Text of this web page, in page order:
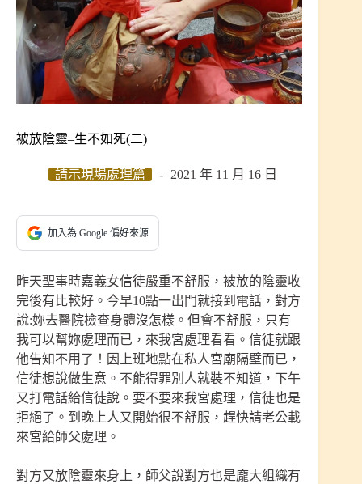
被放陰靈–生不如死(二)
請示現場處理篇 2021 年 11 月 16 日
加入為 Google 偏好來源
昨天聖事時嘉義女信徒嚴重不舒服，被放的陰靈收
完後有比較好。今早10點一出門就接到電話，對方
說:妳去醫院檢查身體沒怎樣。但會不舒服，只有
我可以幫妳處理而已，來我宮處理看看。信徒就跟
他告知不用了！因上班地點在私人宮廟隔壁而已，
信徒想說做生意。不能得罪別人就裝不知道，下午
又打電話給信徒說。要不要來我宮處理，信徒也是
拒絕了。到晚上人又開始很不舒服，趕快請老公載
來宮給師父處理。
對方又放陰靈來身上，師父說對方也是龐大組織有